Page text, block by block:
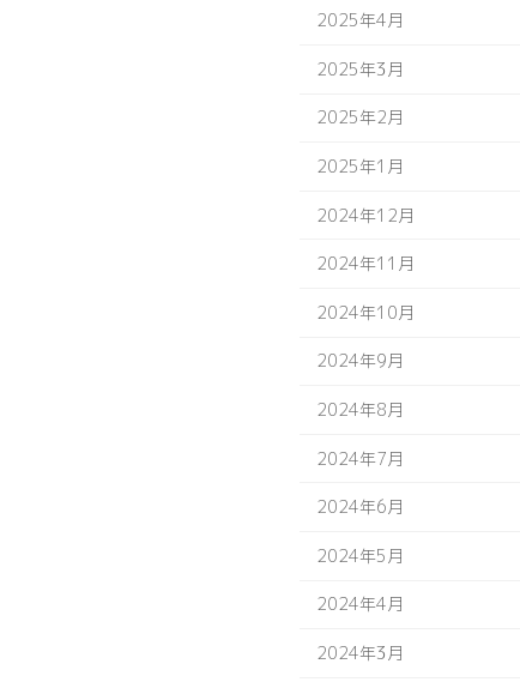
2025年4月
2025年3月
2025年2月
2025年1月
2024年12月
2024年11月
2024年10月
2024年9月
2024年8月
2024年7月
2024年6月
2024年5月
2024年4月
2024年3月